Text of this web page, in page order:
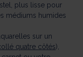
plus lisse pour
médiums humides
sur un
quatre côtés),